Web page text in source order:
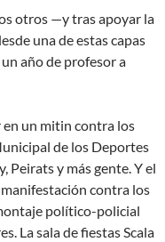
otros —y tras apoyar la
una de estas capas
año de profesor a
un mitin contra los
de los Deportes
Peirats y más gente. Y el
contra los
político-policial
La sala de fiestas Scala